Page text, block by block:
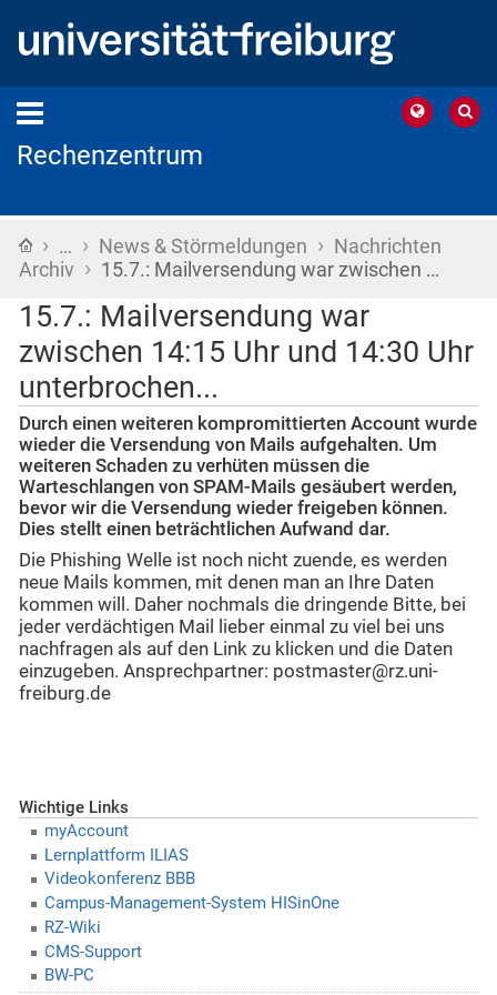
Rechenzentrum
Startseite
› … › News & Störmeldungen › Nachrichten
Archiv › 15.7.: Mailversendung war zwischen …
15.7.: Mailversendung war
zwischen 14:15 Uhr und 14:30 Uhr
unterbrochen...
Durch einen weiteren kompromittierten Account wurde
wieder die Versendung von Mails aufgehalten. Um
weiteren Schaden zu verhüten müssen die
Warteschlangen von SPAM-Mails gesäubert werden,
bevor wir die Versendung wieder freigeben können.
Dies stellt einen beträchtlichen Aufwand dar.
Die Phishing Welle ist noch nicht zuende, es werden
neue Mails kommen, mit denen man an Ihre Daten
kommen will. Daher nochmals die dringende Bitte, bei
jeder verdächtigen Mail lieber einmal zu viel bei uns
nachfragen als auf den Link zu klicken und die Daten
einzugeben. Ansprechpartner: postmaster@rz.uni-
freiburg.de
Wichtige Links
myAccount
Lernplattform ILIAS
Videokonferenz BBB
Campus-Management-System HISinOne
RZ-Wiki
CMS-Support
BW-PC